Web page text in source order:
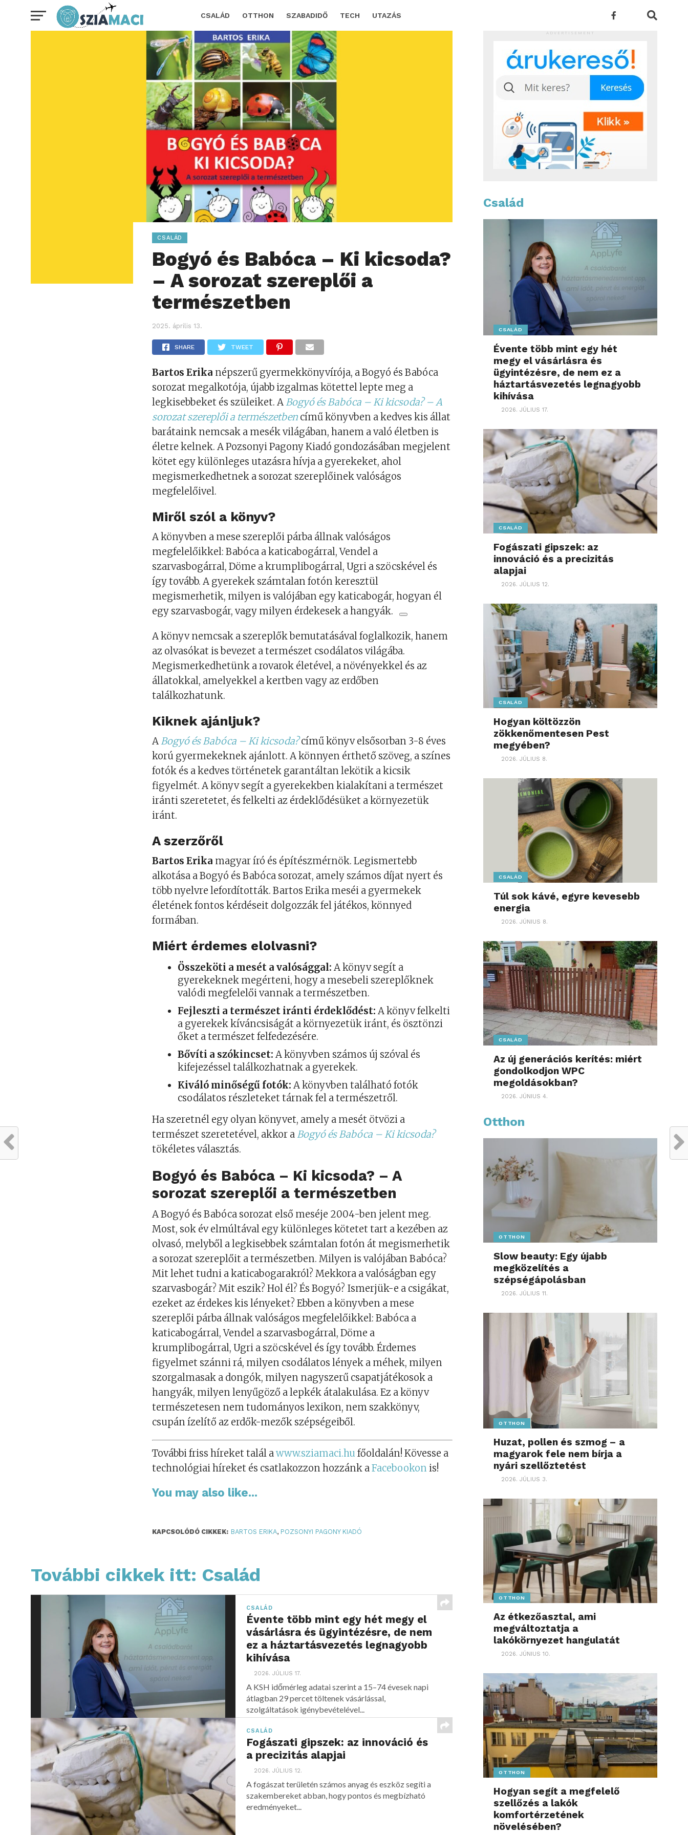
CSALÁD OTTHON SZABADIDŐ TECH UTAZÁS
CSALÁD
Bogyó és Babóca – Ki kicsoda?
– A sorozat szereplői a
természetben
2025. április 13.
SHARE TWEET
Bartos Erika népszerű gyermekkönyvírója, a Bogyó és Babóca
sorozat megalkotója, újabb izgalmas kötettel lepte meg a
legkisebbeket és szüleiket. ABogyó és Babóca – Ki kicsoda? – A
sorozat szereplői a természetben című könyvben a kedves kis állat
barátaink nemcsak a mesék világában, hanem a való életben is
életre kelnek. A Pozsonyi Pagony Kiadó gondozásában megjelent
kötet egy különleges utazásra hívja a gyerekeket, ahol
megismerkedhetnek a sorozat szereplőinek valóságos
megfelelőivel.
Miről szól a könyv?
A könyvben a mese szereplői párba állnak valóságos
megfelelőikkel: Babóca a katicabogárral, Vendel a
szarvasbogárral, Döme a krumplibogárral, Ugri a szöcskével és
így tovább. A gyerekek számtalan fotón keresztül
megismerhetik, milyen is valójában egy katicabogár, hogyan él
egy szarvasbogár, vagy milyen érdekesek a hangyák.
A könyv nemcsak a szereplők bemutatásával foglalkozik, hanem
az olvasókat is bevezet a természet csodálatos világába.
Megismerkedhetünk a rovarok életével, a növényekkel és az
állatokkal, amelyekkel a kertben vagy az erdőben
találkozhatunk.
Kiknek ajánljuk?
ABogyó és Babóca – Ki kicsoda?című könyv elsősorban 3-8 éves
korú gyermekeknek ajánlott. A könnyen érthető szöveg, a színes
fotók és a kedves történetek garantáltan lekötik a kicsik
figyelmét. A könyv segít a gyerekekben kialakítani a természet
iránti szeretetet, és felkelti az érdeklődésüket a környezetük
iránt.
A szerzőről
Bartos Erika magyar író és építészmérnök. Legismertebb
alkotása a Bogyó és Babóca sorozat, amely számos díjat nyert és
több nyelvre lefordították. Bartos Erika meséi a gyermekek
életének fontos kérdéseit dolgozzák fel játékos, könnyed
formában.
Miért érdemes elolvasni?
Összeköti a mesét a valósággal: A könyv segít a
gyerekeknek megérteni, hogy a mesebeli szereplőknek
valódi megfelelői vannak a természetben.
Fejleszti a természet iránti érdeklődést: A könyv felkelti
a gyerekek kíváncsiságát a környezetük iránt, és ösztönzi
őket a természet felfedezésére.
Bővíti a szókincset: A könyvben számos új szóval és
kifejezéssel találkozhatnak a gyerekek.
Kiváló minőségű fotók: A könyvben található fotók
csodálatos részleteket tárnak fel a természetről.
Ha szeretnél egy olyan könyvet, amely a mesét ötvözi a
természet szeretetével, akkor aBogyó és Babóca – Ki kicsoda?
tökéletes választás.
Bogyó és Babóca – Ki kicsoda? – A
sorozat szereplői a természetben
A Bogyó és Babóca sorozat első meséje 2004-ben jelent meg.
Most, sok év elmúltával egy különleges kötetet tart a kezében az
olvasó, melyből a legkisebbek számtalan fotón át megismerhetik
a sorozat szereplőit a természetben. Milyen is valójában Babóca?
Mit lehet tudni a katicabogarakról? Mekkora a valóságban egy
szarvasbogár? Mit eszik? Hol él? És Bogyó? Ismerjük-e a csigákat,
ezeket az érdekes kis lényeket? Ebben a könyvben a mese
szereplői párba állnak valóságos megfelelőikkel: Babóca a
katicabogárral, Vendel a szarvasbogárral, Döme a
krumplibogárral, Ugri a szöcskével és így tovább. Érdemes
figyelmet szánni rá, milyen csodálatos lények a méhek, milyen
szorgalmasak a dongók, milyen nagyszerű csapatjátékosok a
hangyák, milyen lenyűgöző a lepkék átalakulása. Ez a könyv
természetesen nem tudományos lexikon, nem szakkönyv,
csupán ízelítő az erdők-mezők szépségeiből.
További friss híreket talál awww.sziamaci.hu főoldalán! Kövesse a
technológiai híreket és csatlakozzon hozzánk aFacebookon is!
You may also like...
KAPCSOLÓDÓ CIKKEK: BARTOS ERIKA, POZSONYI PAGONY KIADÓ
További cikkek itt: Család
CSALÁD
Évente több mint egy hét megy el
vásárlásra és ügyintézésre, de nem
ez a háztartásvezetés legnagyobb
kihívása
2026. JÚLIUS 17.
A KSH időmérleg adatai szerint a 15–74 évesek napi
átlagban 29 percet töltenek vásárlással,
szolgáltatások igénybevételével...
CSALÁD
Fogászati gipszek: az innováció és
a precizitás alapjai
2026. JÚLIUS 12.
A fogászat területén számos anyag és eszköz segíti a
szakembereket abban, hogy pontos és megbízható
eredményeket...
ADVERTISEMENT
Család
CSALÁD
Évente több mint egy hét
megy el vásárlásra és
ügyintézésre, de nem ez a
háztartásvezetés legnagyobb
kihívása
2026. JÚLIUS 17.
CSALÁD
Fogászati gipszek: az
innováció és a precizitás
alapjai
2026. JÚLIUS 12.
CSALÁD
Hogyan költözzön
zökkenőmentesen Pest
megyében?
2026. JÚLIUS 8.
CSALÁD
Túl sok kávé, egyre kevesebb
energia
2026. JÚNIUS 8.
CSALÁD
Az új generációs kerítés: miért
gondolkodjon WPC
megoldásokban?
2026. JÚNIUS 4.
Otthon
OTTHON
Slow beauty: Egy újabb
megközelítés a
szépségápolásban
2026. JÚLIUS 11.
OTTHON
Huzat, pollen és szmog – a
magyarok fele nem bírja a
nyári szellőztetést
2026. JÚLIUS 3.
OTTHON
Az étkezőasztal, ami
megváltoztatja a
lakókörnyezet hangulatát
2026. JÚNIUS 10.
OTTHON
Hogyan segít a megfelelő
szellőzés a lakók
komfortérzetének
növelésében?